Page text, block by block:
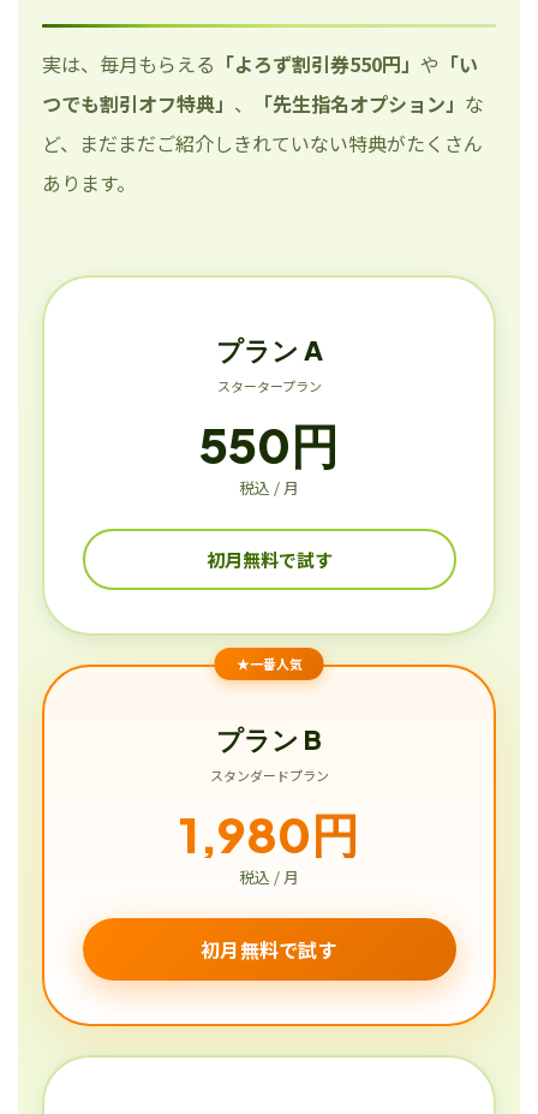
実は、毎月もらえる 「よろず割引券550円」 や 「い
つでも割引オフ特典」 、 「先生指名オプション」 な
ど、まだまだご紹介しきれていない特典がたくさん
あります。
プラン A
スタータープラン
550円
税込 / 月
初月無料で試す
★一番人気
プラン B
スタンダードプラン
1,980円
税込 / 月
初月無料で試す